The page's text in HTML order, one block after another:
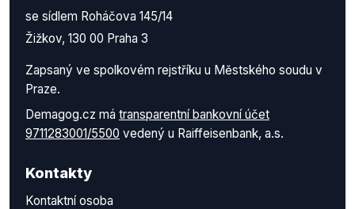
se sídlem Roháčova 145/14
Žižkov, 130 00 Praha 3
Zapsaný ve spolkovém rejstříku u Městského soudu v
Praze.
Demagog.cz má transparentní bankovní účet
9711283001/5500 vedený u Raiffeisenbank, a.s.
Kontakty
Kontaktní osoba